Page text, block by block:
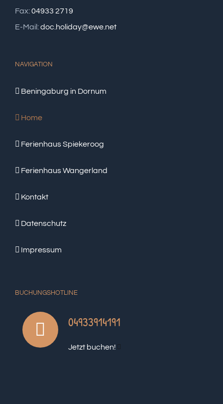
Fax:04933 2719
E-Mail:doc.holiday@ewe.net
NAVIGATION
Beningaburg in Dornum
Home
Ferienhaus Spiekeroog
Ferienhaus Wangerland
Kontakt
Datenschutz
Impressum
BUCHUNGSHOTLINE
04933914191
Jetzt buchen!